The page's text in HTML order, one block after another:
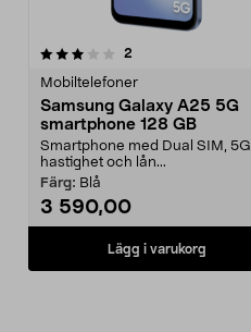
2
Mobiltelefoner
Samsung Galaxy A25 5G
smartphone 128 GB
Smartphone med Dual SIM, 5G
hastighet och lån...
Färg: Blå
3 590,00
Lägg i varukorg